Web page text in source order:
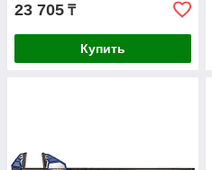
23 705 ₸
Купить